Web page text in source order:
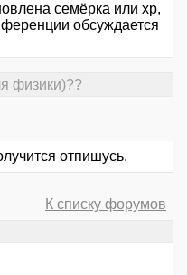
семёрка или хр,
обсуждается
физики)??
отпишусь.
К списку форумов